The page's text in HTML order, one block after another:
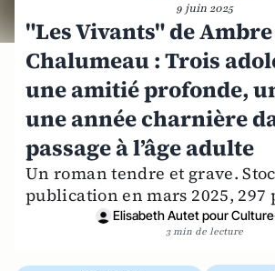
9 juin 2025
"Les Vivants" de Ambre
Chalumeau : Trois
une amitié profonde,
une année charnière
passage à l’âge adulte
Un roman tendre et grave.
publication en mars 2025, 297
Elisabeth Autet pour
3 min de lecture